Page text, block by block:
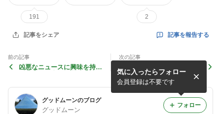
191 2
記事をシェア 記事を報告する
前の記事
凶悪なニュースに興味を持つ
次の記事
水素ガス吸入で白髪が黒髪に
かわった⁉️
グッドムーンのブログ
グッドムーン
気に入ったらフォロー
会員登録は不要です
フォロー